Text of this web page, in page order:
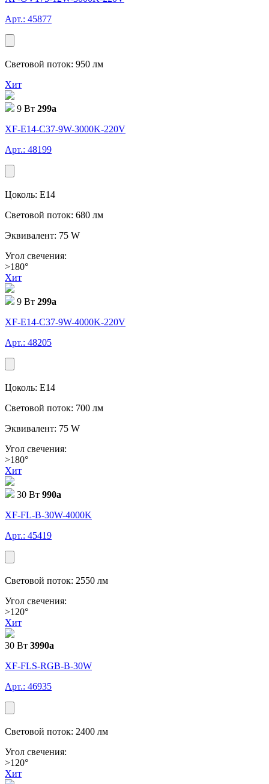
Арт.: 45877
Световой поток: 950 лм
Хит
9 Вт 299a
XF-E14-C37-9W-3000K-220V
Арт.: 48199
Цоколь: E14
Световой поток: 680 лм
Эквивалент: 75 W
Угол свечения:
>180°
Хит
9 Вт 299a
XF-E14-C37-9W-4000K-220V
Арт.: 48205
Цоколь: E14
Световой поток: 700 лм
Эквивалент: 75 W
Угол свечения:
>180°
Хит
30 Вт 990a
XF-FL-В-30W-4000K
Арт.: 45419
Световой поток: 2550 лм
Угол свечения:
>120°
Хит
30 Вт 3990a
XF-FLS-RGB-В-30W
Арт.: 46935
Световой поток: 2400 лм
Угол свечения:
>120°
Хит